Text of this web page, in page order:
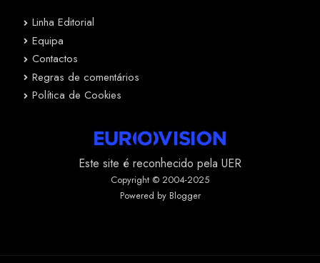
Linha Editorial
Equipa
Contactos
Regras de comentários
Política de Cookies
Este site é reconhecido pela UER
Copyright © 2004-2025
Powered by Blogger